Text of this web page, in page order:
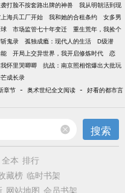
打脸不按套路出牌的神兽
我从明朝活到现
海兵工厂开始 我和她的合租条约
女多男
市场监管七十年变迁
重生荒年，我捡个
鬼录 孤独成瘾：现代人的生活
D级潜
开局上交异世界，我开启修炼时代
恋
怀里哭唧唧
抗战：南京照相馆爆出大批玩
成长录
章节 - 奥术世纪全文阅读 - 好看的都市言
搜索
全本 排行
藏榜 临时书架
网站地图 会员书架